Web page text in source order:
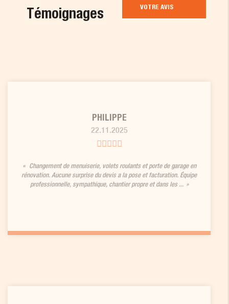
Témoignages
VOTRE AVIS
PHILIPPE
22.11.2025
Changement de menuiserie, volets roulants et porte de garage en
rénovation. Aucune surprise du devis a la pose et facturation. Équipe
professionnelle, sympathique, chantier propre et dans les ...